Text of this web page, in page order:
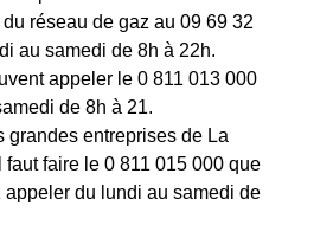
réseau de gaz au 09 69 32
au samedi de 8h à 22h.
appeler le 0 811 013 000
de 8h à 21.
grandes entreprises de La
faire le 0 811 015 000 que
appeler du lundi au samedi de